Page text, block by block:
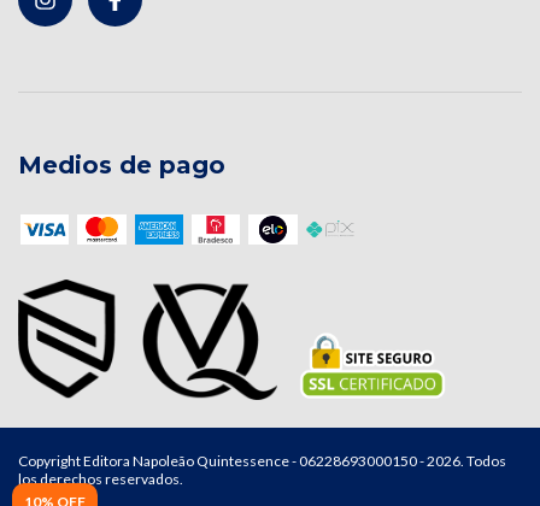
10% OFF
Medios de pago
Copyright Editora Napoleão Quintessence - 06228693000150 - 2026. Todos
los derechos reservados.